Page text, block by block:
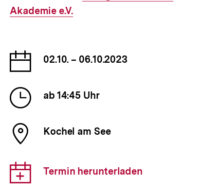
Akademie e.V.
Datum
der
Veranstaltung
02.10. – 06.10.2023
Uhrzeit
der
Veranstaltung
ab 14:45 Uhr
Ort
der
Kochel am See
Download-
Link:
Termin herunterladen